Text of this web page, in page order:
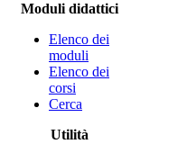
Moduli didattici
Elenco dei
moduli
Elenco dei
corsi
Cerca
Utilità